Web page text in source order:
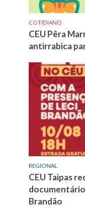
COTIDIANO
CEU Pêra
antirrabica
REGIONAL
CEU Taipas
documentário
Brandão